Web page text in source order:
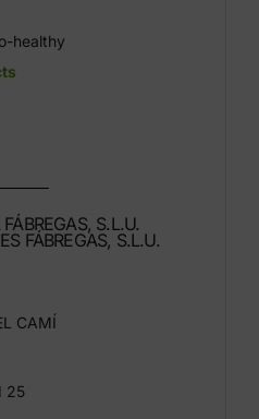
healthy
S.L.U.
FÁBREGAS, S.L.U.
CAMÍ
25